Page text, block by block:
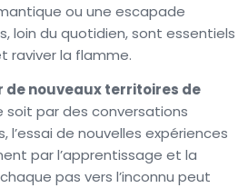
ou une escapade
loin du quotidien, sont essentiels
raviver la flamme.
de nouveaux territoires de
soit par des conversations
l’essai de nouvelles expériences
par l’apprentissage et la
pas vers l’inconnu peut